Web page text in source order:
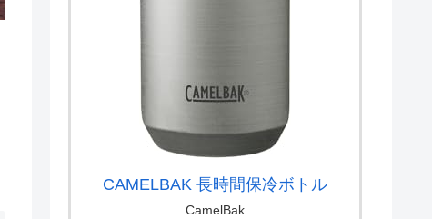
CAMELBAK 長時間保冷ボトル
CamelBak